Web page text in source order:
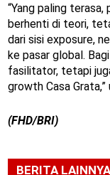
“Yang paling
berhenti di teori,
dari sisi exposure,
ke pasar global.
fasilitator, tetapi
growth Casa Grata,”
(FHD/BRI)
BERITA LAINNYA